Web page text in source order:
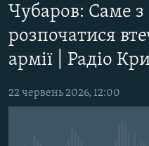
навігації
до
пошуку
БЛОГИ
ПОГЛЯД
ІНТЕРВ'Ю
СПЕЦПРОЕКТИ
Чубаров: Саме
розпочатися
армії | Радіо
22 червень 2026, 12:00